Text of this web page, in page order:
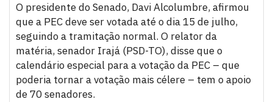
O presidente do Senado, Davi Alcolumbre, afirmou
que a PEC deve ser votada até o dia 15 de julho,
seguindo a tramitação normal. O relator da
matéria, senador Irajá (PSD-TO), disse que o
calendário especial para a votação da PEC – que
poderia tornar a votação mais célere – tem o apoio
de 70 senadores.